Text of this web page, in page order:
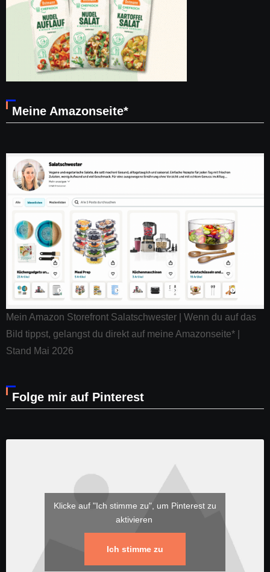
Meine Amazonseite*
Mein Amazon Storefront Salatschwester | Wenn du auf das
Bild tippst, gelangst du direkt auf meine Amazonseite* |
Stand Mai 2026
Folge mir auf Pinterest
Klicke auf "Ich stimme zu", um Pinterest zu
aktivieren
Ich stimme zu